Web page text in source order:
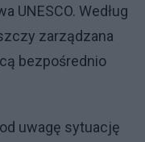
UNESCO. Według
zarządzana
bezpośrednio
uwagę sytuację